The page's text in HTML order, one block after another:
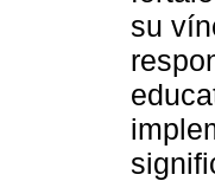
su